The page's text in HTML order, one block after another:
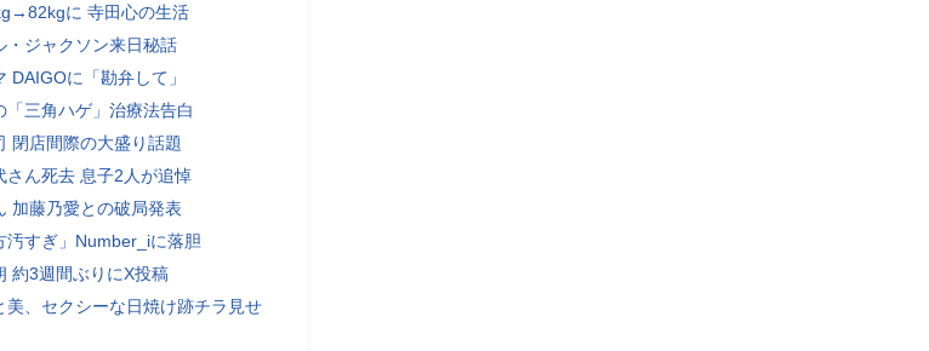
に 寺田心の生活
・ジャクソン来日秘話
DAIGOに「勘弁して」
「三角ハゲ」治療法告白
閉店間際の大盛り話題
さん死去 息子2人が追悼
加藤乃愛との破局発表
汚すぎ」Number_iに落胆
約3週間ぶりにX投稿
美、セクシーな日焼け跡チラ見せ